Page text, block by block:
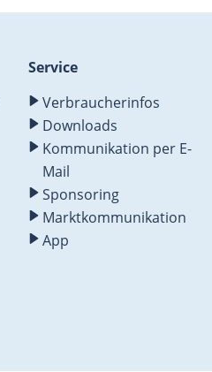
Service
Verbraucherinfos
Downloads
Kommunikation per E-
Mail
Sponsoring
Marktkommunikation
App